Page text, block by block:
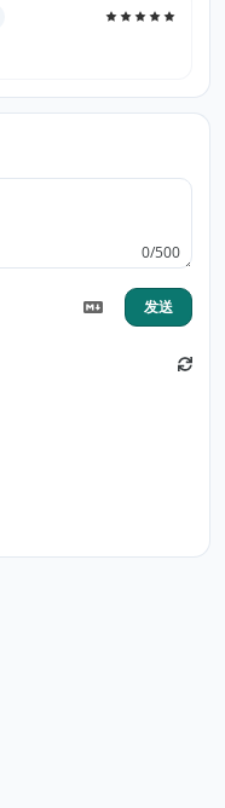
0/500
发送